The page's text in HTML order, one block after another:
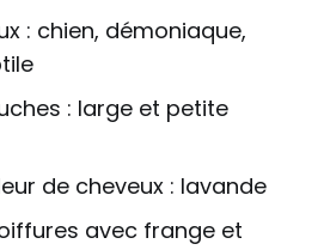
: chien, démoniaque,
: large et petite
de cheveux : lavande
avec frange et